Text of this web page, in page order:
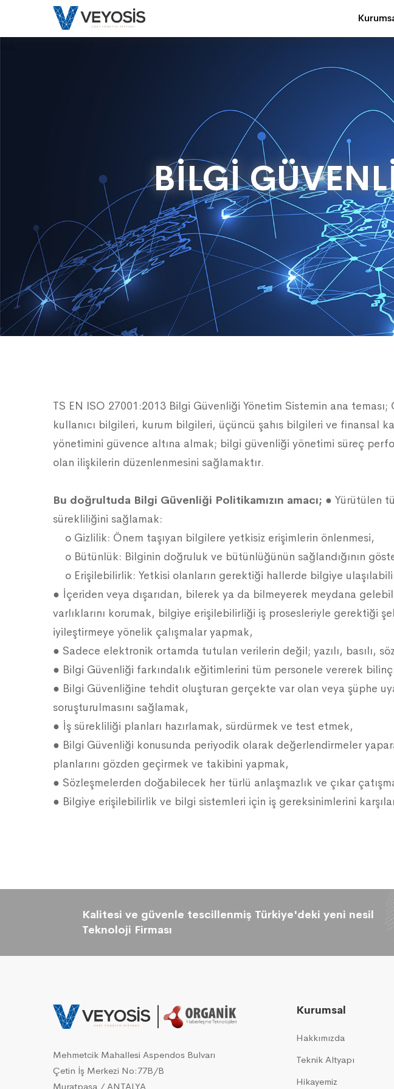
BİLGİ
TS EN ISO 27001:2013 Bilgi Güvenliği Yönetim Sistemin ana
kullanıcı bilgileri, kurum bilgileri, üçüncü şahıs bilgileri ve finansal
yönetimini güvence altına almak; bilgi güvenliği yönetimi süreç
olan ilişkilerin düzenlenmesini sağlamaktır.
Bu doğrultuda Bilgi Güvenliği Politikamızın amacı; ● Yürütülen
sürekliliğini sağlamak:
o Gizlilik: Önem taşıyan bilgilere yetkisiz erişimlerin önlenmesi,
o Bütünlük: Bilginin doğruluk ve bütünlüğünün sağlandığının
o Erişilebilirlik: Yetkisi olanların gerektiği hallerde bilgiye
● İçeriden veya dışarıdan, bilerek ya da bilmeyerek meydana
varlıklarını korumak, bilgiye erişilebilirliği iş prosesleriyle gerektiği
iyileştirmeye yönelik çalışmalar yapmak,
● Sadece elektronik ortamda tutulan verilerin değil; yazılı, basılı,
● Bilgi Güvenliği farkındalık eğitimlerini tüm personele vererek
● Bilgi Güvenliğine tehdit oluşturan gerçekte var olan veya şüphe
soruşturulmasını sağlamak,
● İş sürekliliği planları hazırlamak, sürdürmek ve test etmek,
● Bilgi Güvenliği konusunda periyodik olarak değerlendirmeler
planlarını gözden geçirmek ve takibini yapmak,
● Sözleşmelerden doğabilecek her türlü anlaşmazlık ve çıkar
● Bilgiye erişilebilirlik ve bilgi sistemleri için iş gereksinimlerini
Kalitesi ve güvenle tescillenmiş Türkiye'deki yeni nesil
Teknoloji Firması
Mehmetcik Mahallesi Aspendos Bulvarı
Çetin İş Merkezi No:77B/B
Muratpaşa / ANTALYA
Kurumsal
Hakkımızda
Teknik Altyapı
Hikayemiz